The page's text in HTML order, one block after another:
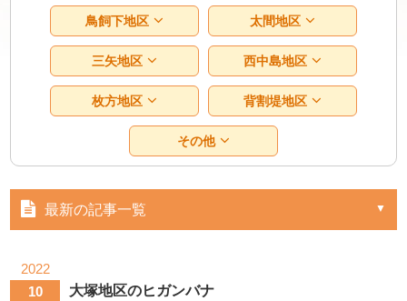
鳥飼下地区 太間地区
三矢地区 西中島地区
枚方地区 背割堤地区
その他
最新の記事一覧
2022
10
大塚地区のヒガンバナ